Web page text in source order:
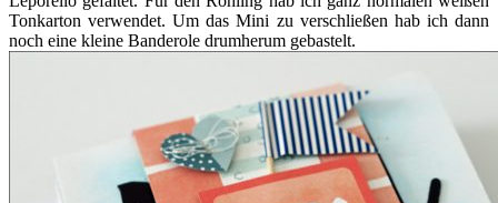
Tonkarton verwendet. Um das Mini zu verschließen hab ich dann
noch eine kleine Banderole drumherum gebastelt.